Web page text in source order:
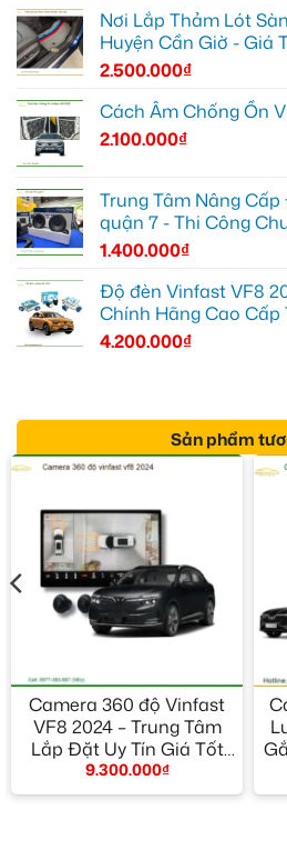
Nơi Lắp Thảm Lót
Huyện Cần Giờ - Giá
2.500.000₫
Cách Âm Chống Ồn
2.100.000₫
Trung Tâm Nâng
quận 7 - Thi Công
1.400.000₫
Độ đèn Vinfast VF8
Chính Hãng Cao Cấp
4.200.000₫
Sản phẩm
Camera 360 độ Vinfast
VF8 2024 – Trung Tâm
Lắp Đặt Uy Tín Giá Tốt
TPHCM
9.300.000₫